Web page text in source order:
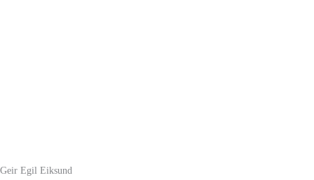
Geir Egil Eiksund